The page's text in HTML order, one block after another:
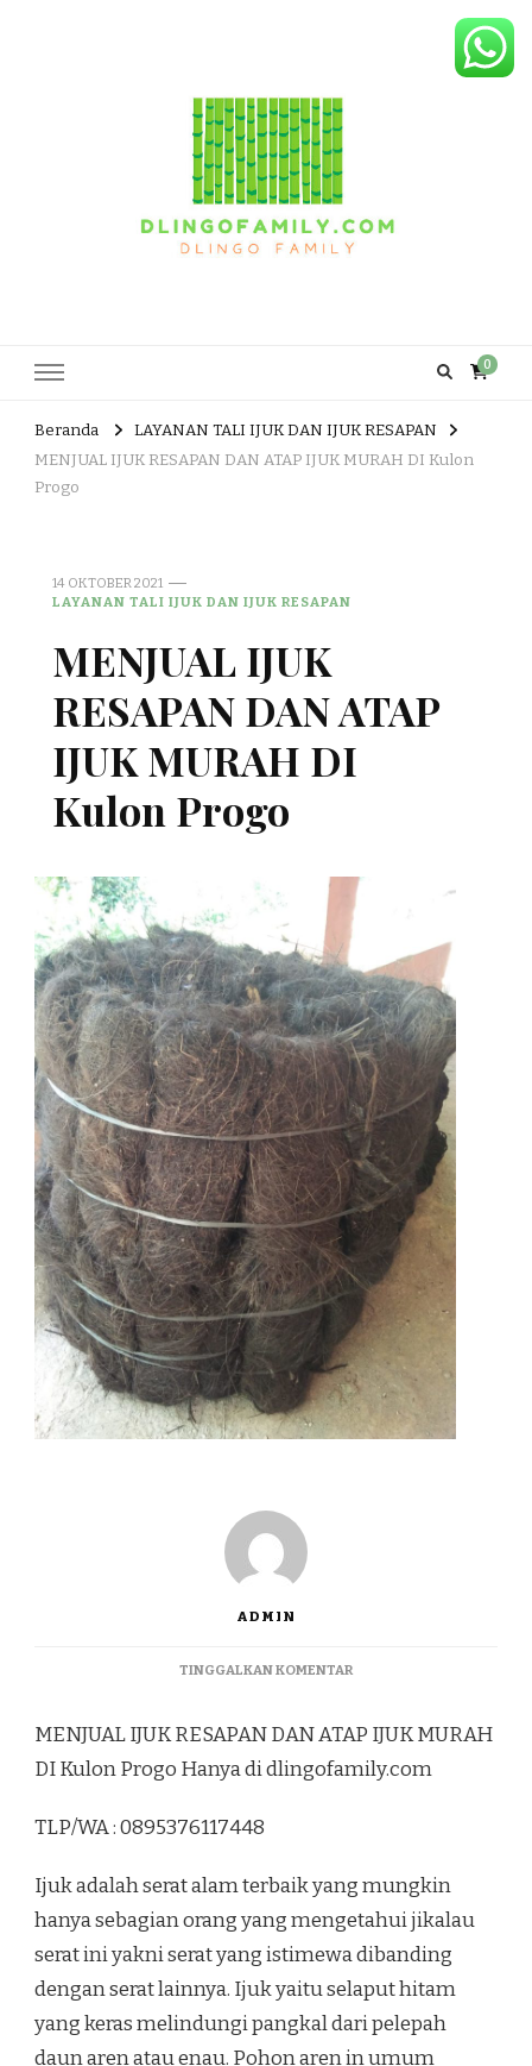
0
Beranda
LAYANAN TALI IJUK DAN IJUK RESAPAN
MENJUAL IJUK RESAPAN DAN ATAP IJUK MURAH DI Kulon
Progo
14 OKTOBER 2021
LAYANAN TALI IJUK DAN IJUK RESAPAN
MENJUAL IJUK
RESAPAN DAN ATAP
IJUK MURAH DI
Kulon Progo
ADMIN
TINGGALKAN KOMENTARPADA
RESAPAN
DAN
ATAP
PROGO
MENJUAL IJUK RESAPAN DAN ATAP IJUK MURAH
DI Kulon Progo Hanya di dlingofamily.com
TLP/WA : 0895376117448
Ijuk adalah serat alam terbaik yang mungkin
hanya sebagian orang yang mengetahui jikalau
serat ini yakni serat yang istimewa dibanding
dengan serat lainnya. Ijuk yaitu selaput hitam
yang keras melindungi pangkal dari pelepah
daun aren atau enau. Pohon aren in umum